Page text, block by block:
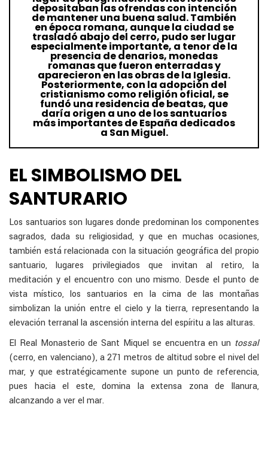
depositaban las ofrendas con intención
de mantener una buena salud. También
en época romana, aunque la ciudad se
trasladó abajo del cerro, pudo ser lugar
especialmente importante, a tenor de la
presencia de denarios, monedas
romanas que fueron enterradas y
aparecieron en las obras de la Iglesia.
Posteriormente, con la adopción del
cristianismo como religión oficial, se
fundó una residencia de beatas, que
daría origen a uno de los santuarios
más importantes de España dedicados
a San Miguel.
EL SIMBOLISMO DEL
SANTURARIO
Los santuarios son lugares donde predominan los componentes
sagrados, dada su religiosidad, y que en muchas ocasiones,
también está relacionada con la situación geográfica del propio
santuario, lugares privilegiados que invitan al retiro, la
meditación y el encuentro con uno mismo. Desde el punto de
vista místico, los santuarios en la cima de las montañas
simbolizan la unión entre el cielo y la tierra, representando la
elevación terranal la ascensión interna del espíritu a las alturas.
El Real Monasterio de Sant Miquel se encuentra en un tossal
(cerro, en valenciano), a 271 metros de altitud sobre el nivel del
mar, y que estratégicamente supone un punto de referencia,
pues hacia el este, domina la extensa zona de llanura,
alcanzando a ver el mar.